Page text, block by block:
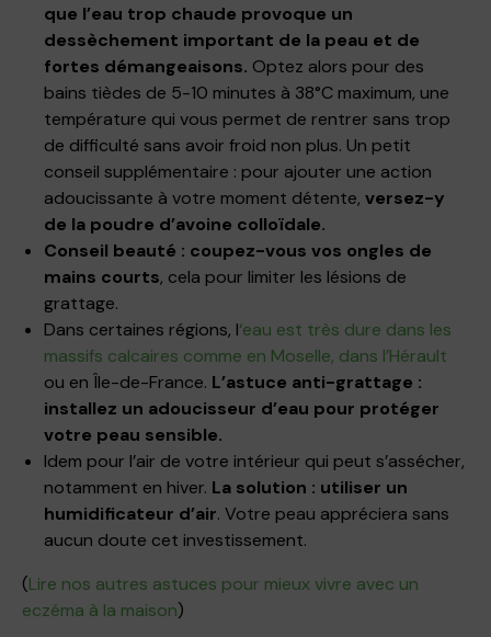
que l’eau trop chaude provoque un
dessèchement important de la peau et de
fortes démangeaisons. Optez alors pour des
bains tièdes de 5-10 minutes à 38°C maximum, une
température qui vous permet de rentrer sans trop
de difficulté sans avoir froid non plus. Un petit
conseil supplémentaire : pour ajouter une action
adoucissante à votre moment détente, versez-y
de la poudre d’avoine colloïdale.
Conseil beauté : coupez-vous vos ongles de
mains courts, cela pour limiter les lésions de
grattage.
Dans certaines régions, l‘eau est très dure dans les
massifs calcaires comme en Moselle, dans l’Hérault
ou en Île-de-France. L’astuce anti-grattage :
installez un adoucisseur d’eau pour protéger
votre peau sensible.
Idem pour l’air de votre intérieur qui peut s’assécher,
notamment en hiver. La solution : utiliser un
humidificateur d’air. Votre peau appréciera sans
aucun doute cet investissement.
(Lire nos autres astuces pour mieux vivre avec un
eczéma à la maison)